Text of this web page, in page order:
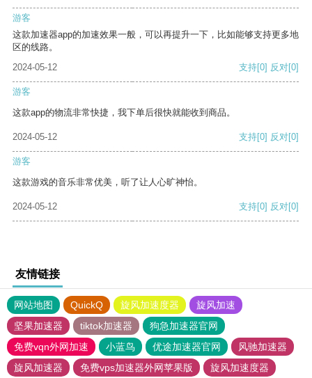
游客
这款加速器app的加速效果一般，可以再提升一下，比如能够支持更多地
区的线路。
2024-05-12
支持[0] 反对[0]
游客
这款app的物流非常快捷，我下单后很快就能收到商品。
2024-05-12 支持[0] 反对[0]
游客
这款游戏的音乐非常优美，听了让人心旷神怡。
2024-05-12 支持[0] 反对[0]
友情链接
网站地图 QuickQ 旋风加速度器
旋风加速
坚果加速器
tiktok加速器
狗急加速器官网
免费vqn外网加速
小蓝鸟 优途加速器官网
风驰加速器
旋风加速器
免费vps加速器外网苹果版
旋风加速度器